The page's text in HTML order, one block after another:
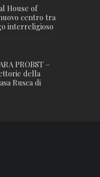
House of
centro tra
interreligioso
PROBST –
della
Rusca di